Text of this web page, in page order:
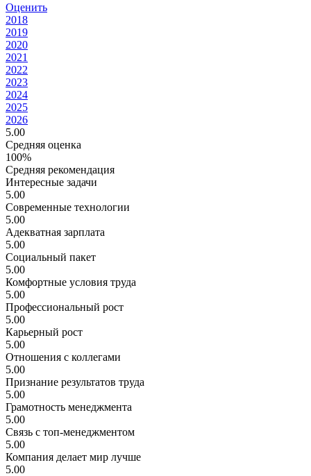
Оценить
2018
2019
2020
2021
2022
2023
2024
2025
2026
5.00
Средняя оценка
100%
Средняя рекомендация
Интересные задачи
5.00
Современные технологии
5.00
Адекватная зарплата
5.00
Социальный пакет
5.00
Комфортные условия труда
5.00
Профессиональный рост
5.00
Карьерный рост
5.00
Отношения с коллегами
5.00
Признание результатов труда
5.00
Грамотность менеджмента
5.00
Связь с топ-менеджментом
5.00
Компания делает мир лучше
5.00